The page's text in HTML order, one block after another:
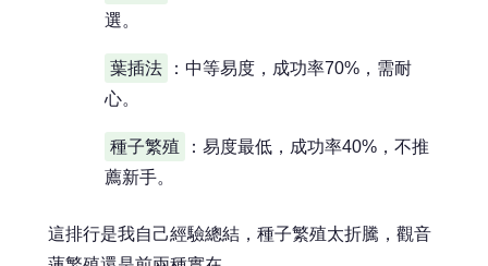
選。
葉插法
：中等易度，成功率70%，需耐
心。
種子繁殖
：易度最低，成功率40%，不推
薦新手。
這排行是我自己經驗總結，種子繁殖太折騰，觀音